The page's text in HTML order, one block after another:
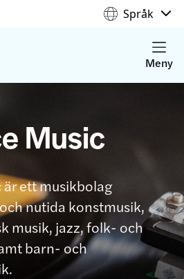
Språk
Meny
Music
ett musikbolag
nutida konstmusik,
musik, jazz, folk- och
barn- och